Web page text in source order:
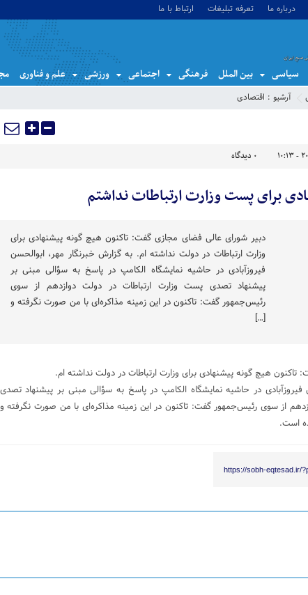
درباره ما تعرفه تبلیغات ارتباط با ما
سیاسی بین الملل فرهنگی اجتماعی ورزشی علم و فناوری
آرشیو : اقتصادی
0 دیدگاه
برای پست وزارت ارتباطات نداشتم
دبیر شورای عالی فضای مجازی گفت: تاکنون هیچ گونه پیشنهادی برای
وزارت ارتباطات در دولت نداشته ام. به گزارش خبرنگار مهر، ابوالحسن
فیروزآبادی در حاشیه نمایشگاه الکامپ در پاسخ به سؤالی مبنی بر
پیشنهاد تصدی پست وزارت ارتباطات در دولت دوازدهم از سوی
رئیس‌جمهور گفت: تاکنون در این زمینه مذاکره‌ای با من صورت نگرفته و
[…]
هیچ گونه پیشنهادی برای وزارت ارتباطات در دولت نداشته ام.
فیروزآبادی در حاشیه نمایشگاه الکامپ در پاسخ به سؤالی مبنی بر پیشنهاد تصدی
از سوی رئیس‌جمهور گفت: تاکنون در این زمینه مذاکره‌ای با من صورت نگرفته و
است.
https://sobh-eqtesad.ir/